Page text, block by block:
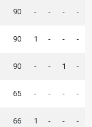
90 - - - -
90 1 - - -
90 - - 1 -
65 - - - -
66 1 - - -